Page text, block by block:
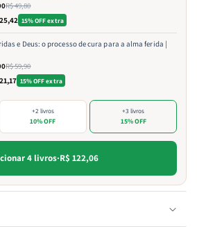
R$ 49,80
15% OFF extra
e Deus: o processo de cura para a alma ferida |
R$ 59,90
15% OFF extra
+2 livros
10% OFF
+3 livros
15% OFF
4 livros·R$ 122,06